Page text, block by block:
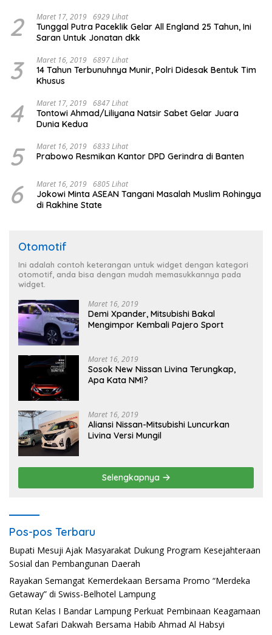
2 Maret 17, 2019 6929 Lihat
Tunggal Putra Paceklik Gelar All England 25 Tahun, Ini
Saran Untuk Jonatan dkk
3 Maret 16, 2019 6897 Lihat
14 Tahun Terbunuhnya Munir, Polri Didesak Bentuk Tim
Khusus
4 Maret 17, 2019 6847 Lihat
Tontowi Ahmad/Liliyana Natsir Sabet Gelar Juara
Dunia Kedua
5 Maret 16, 2019 6833 Lihat
Prabowo Resmikan Kantor DPD Gerindra di Banten
6 Maret 16, 2019 6805 Lihat
Jokowi Minta ASEAN Tangani Masalah Muslim Rohingya
di Rakhine State
Otomotif
Ini adalah contoh keterangan untuk widget dengan kategori
otomotif, anda bisa dengan mudah memasukkannya pada
widget.
Maret 16, 2019
Demi Xpander, Mitsubishi Bakal
Mengimpor Kembali Pajero Sport
Maret 16, 2019
Sosok New Nissan Livina Terungkap,
Apa Kata NMI?
Maret 16, 2019
Aliansi Nissan-Mitsubishi Luncurkan
Livina Versi Mungil
Selengkapnya
Pos-pos Terbaru
Bupati Mesuji Ajak Masyarakat Dukung Program Kesejahteraan
Sosial dan Pembangunan Daerah
Rayakan Semangat Kemerdekaan Bersama Promo “Merdeka
Getaway” di Swiss-Belhotel Lampung
Rutan Kelas I Bandar Lampung Perkuat Pembinaan Keagamaan
Lewat Safari Dakwah Bersama Habib Ahmad Al Habsyi